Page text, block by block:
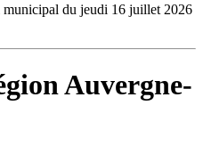
du jeudi 16 juillet 2026
Auvergne-